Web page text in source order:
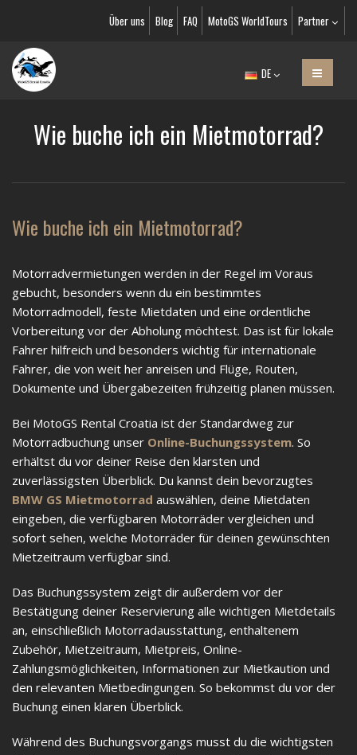
Über uns Blog FAQ MotoGS WorldTours Partner
DE
Wie buche ich ein Mietmotorrad?
Wie buche ich ein Mietmotorrad?
Motorradvermietungen werden in der Regel im Voraus
gebucht, besonders wenn du ein bestimmtes
Motorradmodell, feste Mietdaten und eine ordentliche
Vorbereitung vor der Abholung möchtest. Das ist für lokale
Fahrer hilfreich und besonders wichtig für internationale
Fahrer, die von weit her anreisen und Flüge, Routen,
Dokumente und Übergabezeiten frühzeitig planen müssen.
Bei MotoGS Rental Croatia ist der Standardweg zur
Motorradbuchung unser Online-Buchungssystem. So
erhältst du vor deiner Reise den klarsten und
zuverlässigsten Überblick. Du kannst dein bevorzugtes
BMW GS Mietmotorrad auswählen, deine Mietdaten
eingeben, die verfügbaren Motorräder vergleichen und
sofort sehen, welche Motorräder für deinen gewünschten
Mietzeitraum verfügbar sind.
Das Buchungssystem zeigt dir außerdem vor der
Bestätigung deiner Reservierung alle wichtigen Mietdetails
an, einschließlich Motorradausstattung, enthaltenem
Zubehör, Mietzeitraum, Mietpreis, Online-
Zahlungsmöglichkeiten, Informationen zur Mietkaution und
den relevanten Mietbedingungen. So bekommst du vor der
Buchung einen klaren Überblick.
Während des Buchungsvorgangs musst du die wichtigsten